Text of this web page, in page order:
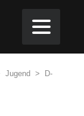
Jugend >
D-